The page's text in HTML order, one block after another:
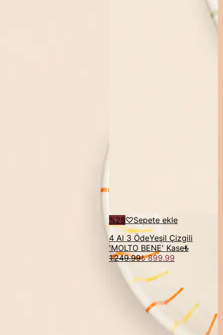
%28♡Sepete ekle
4 Al 3 ÖdeYeşil Çizgili
'MOLTO BENE' Kase₺
1,249.99₺ 899.99